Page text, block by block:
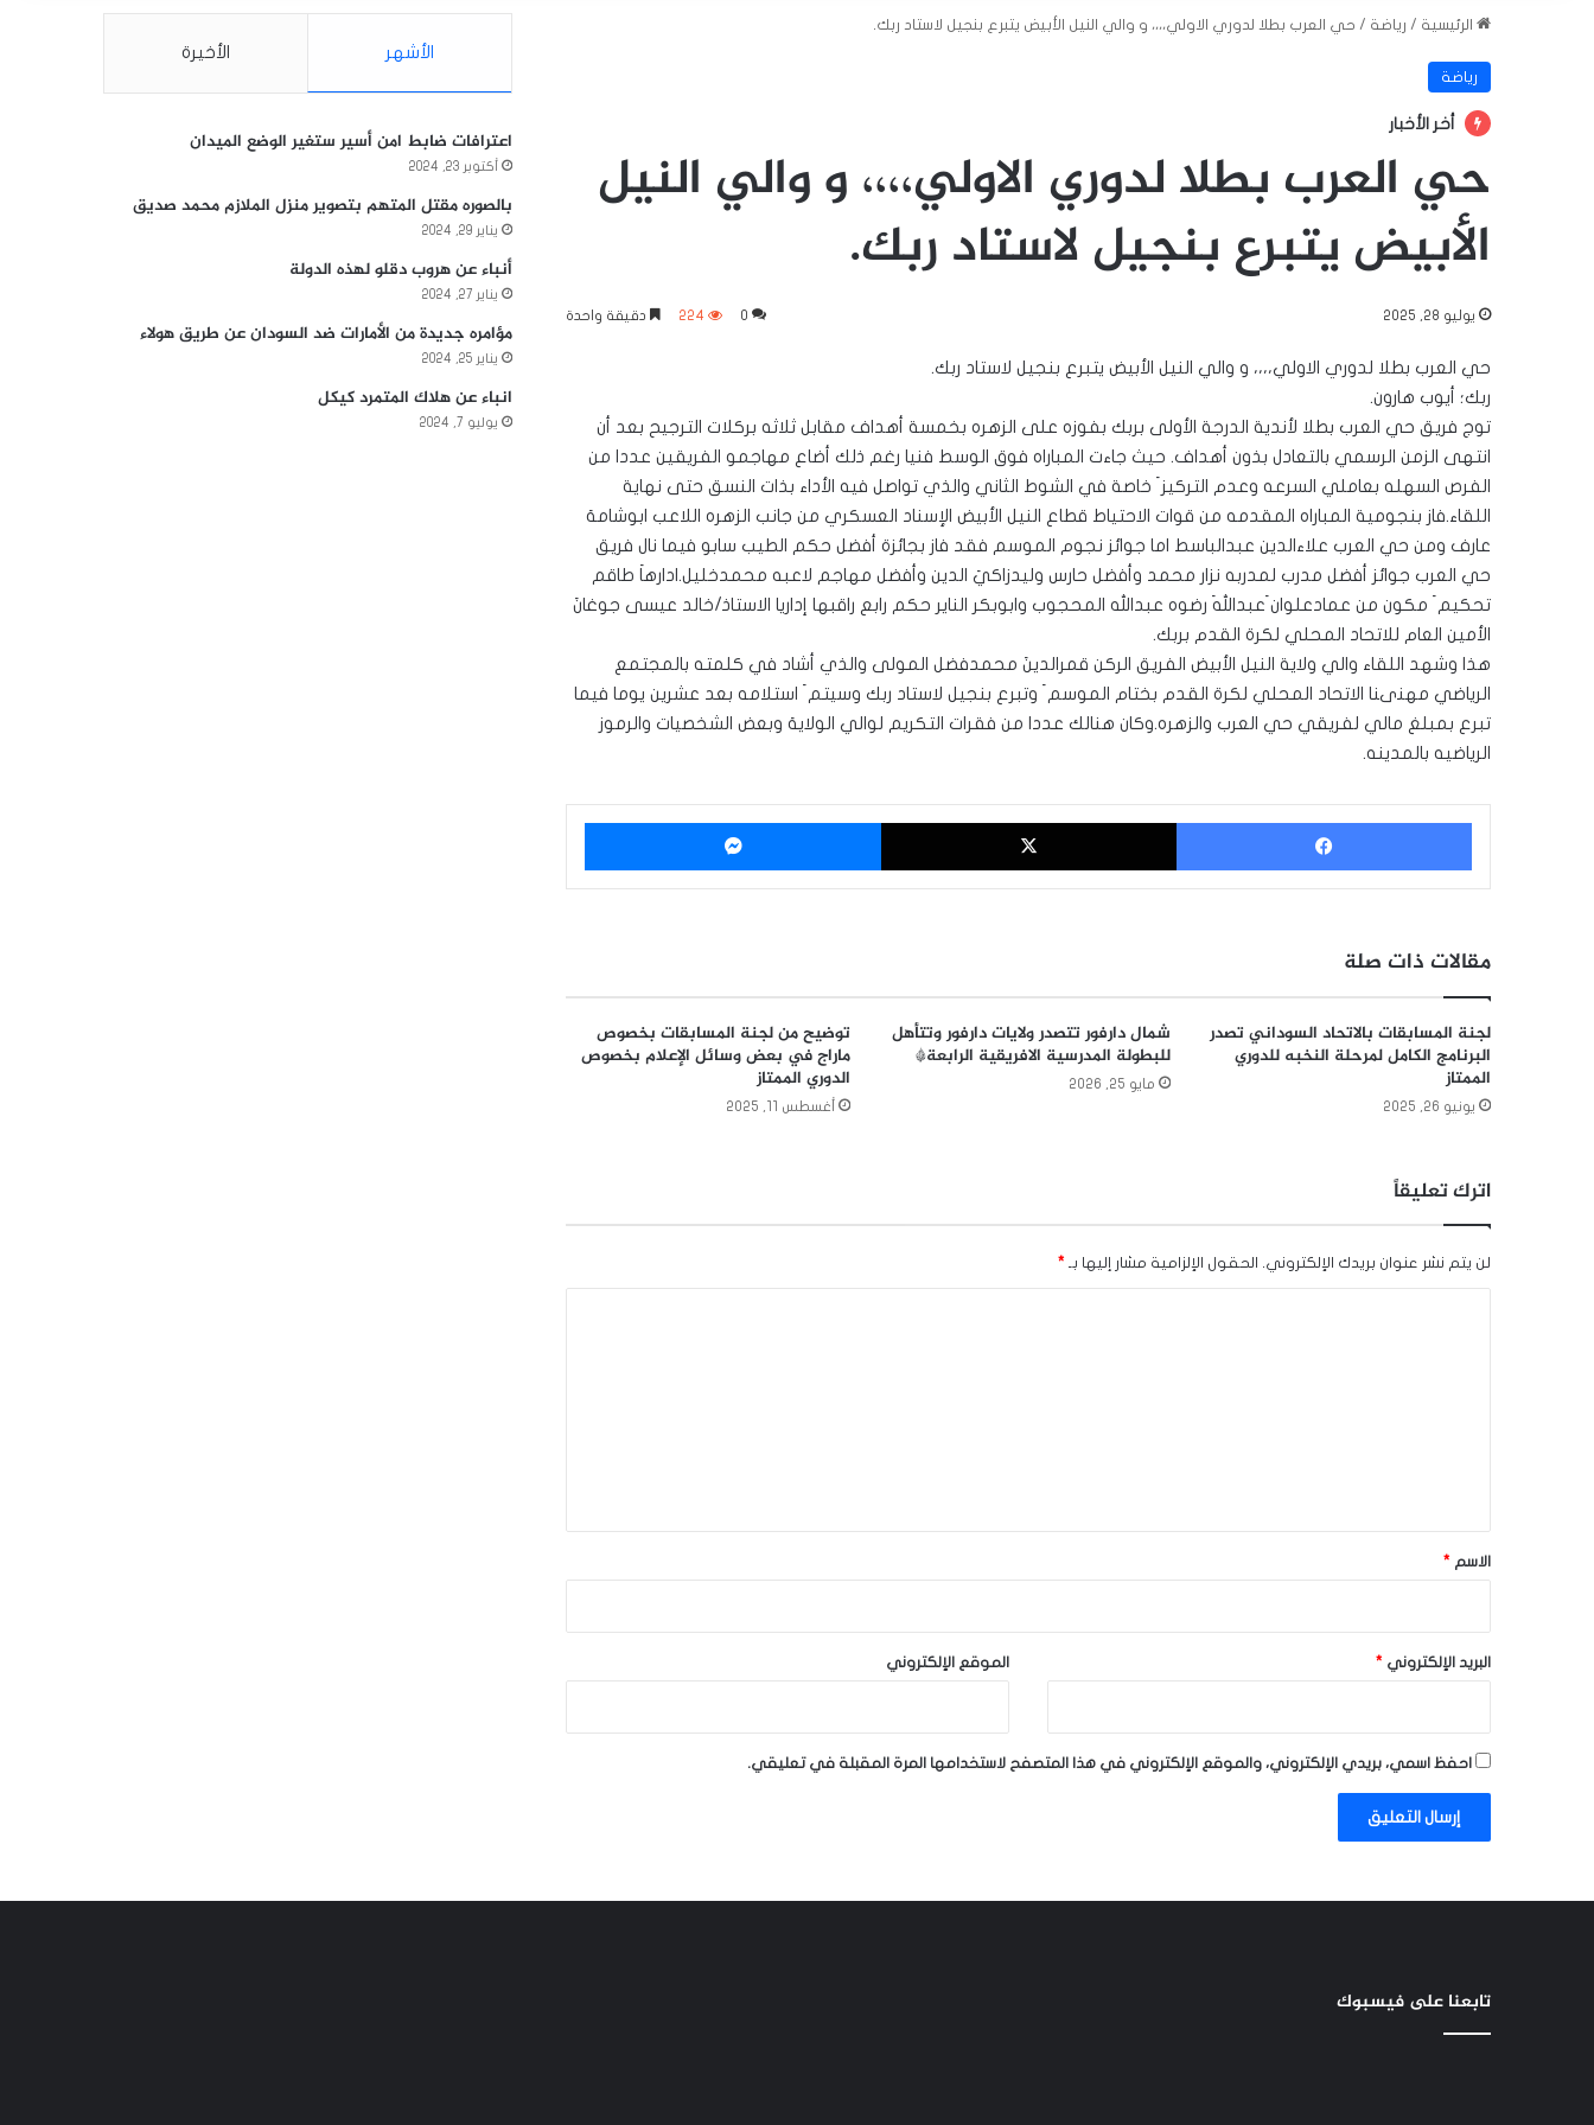
الرئيسية / رياضة / حي العرب بطلا لدوري الاولي،،،، و والي النيل الأبيض يتبرع بنجيل لاستاد ربك.
رياضة
أخر الأخبار
حي العرب بطلا لدوري الاولي،،،، و والي النيل
الأبيض يتبرع بنجيل لاستاد ربك.
يوليو 28, 2025 0
224 دقيقة واحدة
حي العرب بطلا لدوري الاولي،،،، و والي النيل الأبيض يتبرع بنجيل لاستاد ربك.
ربك؛ أيوب هارون.
توج فريق حي العرب بطلا لأندية الدرجة الأولى بربك بفوزه على الزهره بخمسة أهداف مقابل ثلاثه بركلات الترجيح بعد أن
انتهى الزمن الرسمي بالتعادل بذون أهداف. حيث جاءت المباراه فوق الوسط فنيا رغم ذلك أضاع مهاجمو الفريقين عددا من
الفرص السهله بعاملي السرعه وعدم التركيز َ خاصة في الشوط الثاني والذي تواصل فيه الأداء بذات النسق حتى نهاية
اللقاء.فاز بنجومية المباراه المقدمه من قوات الاحتياط قطاع النيل الأبيض الإسناد العسكري من جانب الزهره اللاعب ابوشامهَ
عارف ومن حي العرب علاءالدين عبدالباسط اما جوائز نجوم الموسم فقد فاز بجائزة أفضل حكم الطيب سابو فيما نال فريق
حي العرب جوائز أفضل مدرب لمدربه نزار محمد وأفضل حارس وليدزاكيَ الدين وأفضل مهاجم لاعبه محمدخليل.ادارهاَ طاقم
تحكيم َ مكون من عمادعلوان َعبداللهَ رضوه عبدالله المحجوب وابوبكر الناير حكم رابع راقبها إداريا الاستاذ/خالد عيسى جوغانَ
الأمين العام للاتحاد المحلي لكرة القدم بربك.
هذا وشهد اللقاء والي ولاية النيل الأبيض الفريق الركن قمرالدينَ محمدفضل المولى والذي أشاد في كلمته بالمجتمع
الرياضي مهنىنا الاتحاد المحلي لكرة القدم بختام الموسم َ وتبرع بنجيل لاستاد ربك وسيتم َ استلامه بعد عشرين يوما فيما
تبرع بمبلغ مالي لفريقي حي العرب والزهره.وكان هنالك عددا من فقرات التكريم لوالي الولايهَ وبعض الشخصيات والرموز
الرياضيه بالمدينه.
فيسبوك ‫X
مقالات ذات صلة
لجنة المسابقات بالاتحاد السوداني تصدر
البرنامج الكامل لمرحلة النخبه للدوري
الممتاز
يونيو 26, 2025
شمال دارفور تتصدر ولايات دارفور وتتأهل
للبطولة المدرسية الافريقية الرابعة*
مايو 25, 2026
توضيح من لجنة المسابقات بخصوص
ماراج في بعض وسائل الإعلام بخصوص
الدوري الممتاز
أغسطس 11, 2025
اترك تعليقاً
لن يتم نشر عنوان بريدك الإلكتروني. الحقول الإلزامية مشار إليها بـ *
*الاسم *
البريد الإلكتروني * الموقع الإلكتروني
احفظ اسمي، بريدي الإلكتروني، والموقع الإلكتروني في هذا المتصفح لاستخدامها المرة المقبلة في تعليقي.
الأشهر الأخيرة
اعترافات ضابط امن أسير ستغير الوضع الميدان
أكتوبر 23, 2024
بالصوره مقتل المتهم بتصوير منزل الملازم محمد صديق
يناير 29, 2024
أنباء عن هروب دقلو لهذه الدولة
يناير 27, 2024
مؤامره جديدة من الأمارات ضد السودان عن طريق هولاء
يناير 25, 2024
انباء عن هلاك المتمرد كيكل
يوليو 7, 2024
تابعنا على فيسبوك